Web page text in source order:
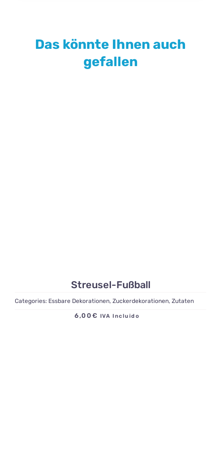
Das könnte Ihnen auch
gefallen
Streusel-Fußball
Categories: Essbare Dekorationen, Zuckerdekorationen, Zutaten
6,00 € IVA Incluido